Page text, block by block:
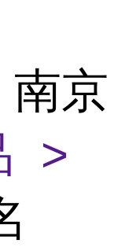
南京
>